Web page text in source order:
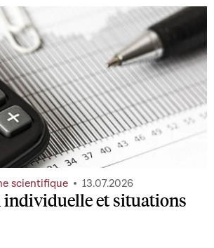
et situations
scientifique 13.07.2026